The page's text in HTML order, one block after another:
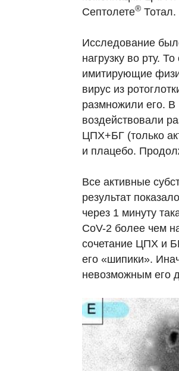
Септолете® Тотал.
Исследование
нагрузку во рту.
имитирующие
вирус из
размножили его. В
воздействовали
ЦПХ+БГ (только
и плацебо.
Все активные
результат
через 1 минуту
CoV-2 более чем
сочетание ЦПХ и
его «шипики».
невозможным его